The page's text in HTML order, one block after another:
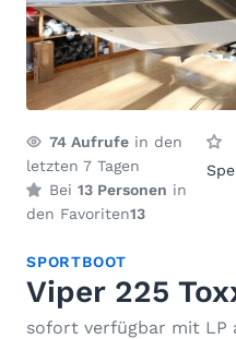
74 Aufrufe in den
letzten 7 Tagen
Bei 13 Personen in
den Favoriten13
SPORTBOOT
Viper 225
sofort verfügbar mit LP